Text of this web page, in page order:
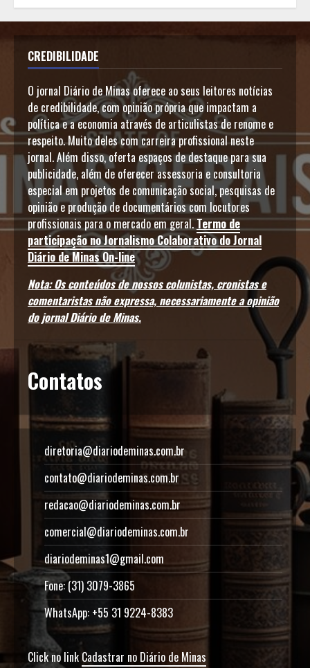
CREDIBILIDADE
O jornal Diário de Minas oferece ao seus leitores notícias
de credibilidade, com opinião própria que impactam a
política e a economia através de articulistas de renome e
respeito. Muito deles com carreira profissional neste
jornal. Além disso, oferta espaços de destaque para sua
publicidade, além de oferecer assessoria e consultoria
especial em projetos de comunicação social, pesquisas de
opinião e produção de documentários com locutores
profissionais para o mercado em geral.Termo de
participação no Jornalismo Colaborativo do Jornal
Diário de Minas On-line
Nota: Os conteúdos de nossos colunistas, cronistas e
comentaristas não expressa, necessariamente a opinião
do jornal Diário de Minas.
Contatos
diretoria@diariodeminas.com.br
contato@diariodeminas.com.br
redacao@diariodeminas.com.br
comercial@diariodeminas.com.br
diariodeminas1@gmail.com
Fone: (31) 3079-3865
WhatsApp: +55 31 9224-8383
Click no link Cadastrar no Diário de Minas